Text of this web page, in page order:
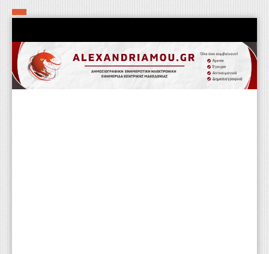
Αρχική
Τα εν δήμω εν οίκω
Πολιτιστικά-Εκκλησιαστικά